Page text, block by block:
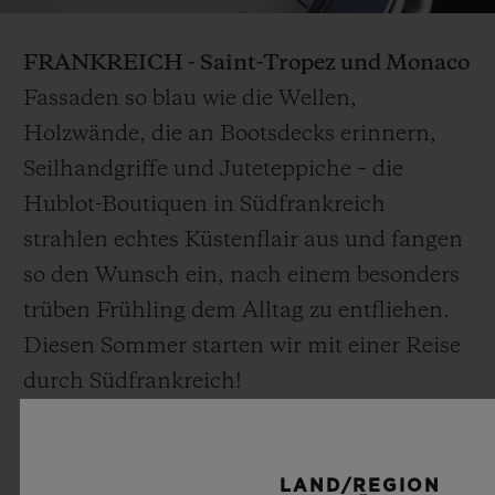
FRANKREICH - Saint-Tropez und Monaco
Fassaden so blau wie die Wellen,
Holzwände, die an Bootsdecks erinnern,
Seilhandgriffe und Juteteppiche – die
Hublot-Boutiquen in Südfrankreich
strahlen echtes Küstenflair aus und fangen
so den Wunsch ein, nach einem besonders
trüben Frühling dem Alltag zu entfliehen.
Diesen Sommer starten wir mit einer Reise
durch Südfrankreich!
LAND/REGION